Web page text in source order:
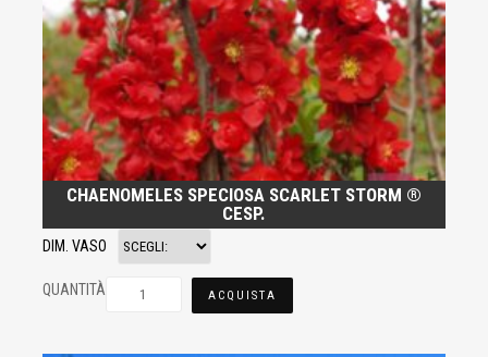
CHAENOMELES SPECIOSA SCARLET STORM ®
CESP.
DIM. VASO
QUANTITÀ ACQUISTA